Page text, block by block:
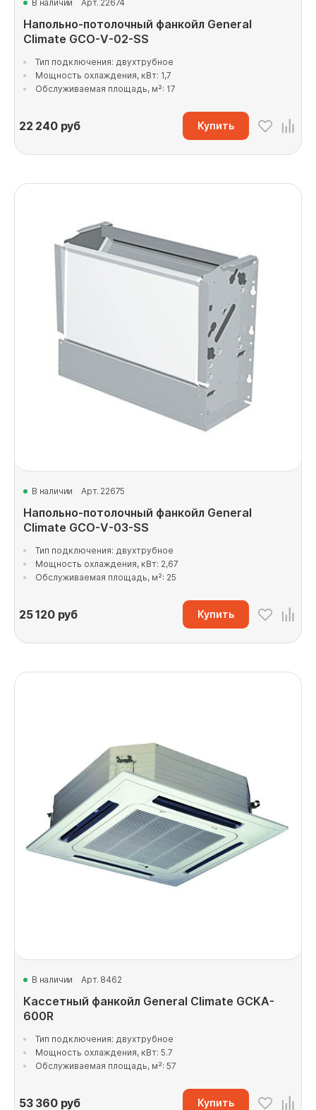
В наличии Арт. 22674
Напольно-потолочный фанкойл General
Climate GCO-V-02-SS
Тип подключения: двухтрубное
Мощность охлаждения, кВт: 1,7
Обслуживаемая площадь, м²: 17
22 240руб Купить
В наличии Арт. 22675
Напольно-потолочный фанкойл General
Climate GCO-V-03-SS
Тип подключения: двухтрубное
Мощность охлаждения, кВт: 2,67
Обслуживаемая площадь, м²: 25
25 120руб Купить
В наличии Арт. 8462
Кассетный фанкойл General Climate GCKA-
600R
Тип подключения: двухтрубное
Мощность охлаждения, кВт: 5.7
Обслуживаемая площадь, м²: 57
53 360руб Купить